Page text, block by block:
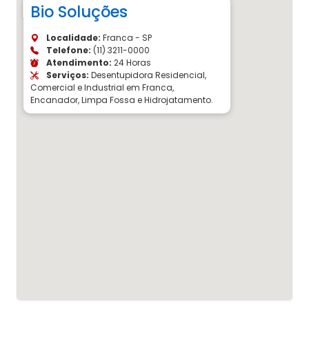
Bio Soluções
Localidade: Franca - SP
Telefone: (11) 3211-0000
Atendimento: 24 Horas
Serviços: Desentupidora Residencial,
Comercial e Industrial em Franca,
Encanador, Limpa Fossa e Hidrojatamento.